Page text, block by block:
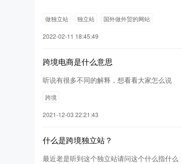
做独立站 独立站 国外做外贸的网站
2022-02-11 18:45:49
跨境电商是什么意思
听说有很多不同的解释，想看看大家怎么说
跨境
2021-12-03 22:21:43
什么是跨境独立站？
最近老是听到这个独立站请问这个什么指什么